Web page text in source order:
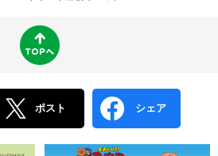
ポスト シェア